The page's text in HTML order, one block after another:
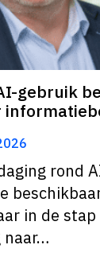
gebruik
rond
in de stap
naar…